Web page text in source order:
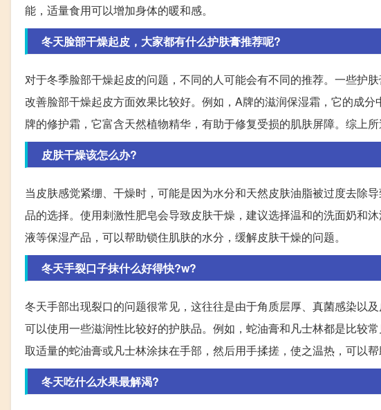
能，适量食用可以增加身体的暖和感。
冬天脸部干燥起皮，大家都有什么护肤膏推荐呢?
对于冬季脸部干燥起皮的问题，不同的人可能会有不同的推荐。一些护
改善脸部干燥起皮方面效果比较好。例如，A牌的滋润保湿霜，它的成
牌的修护霜，它富含天然植物精华，有助于修复受损的肌肤屏障。综上
皮肤干燥该怎么办?
当皮肤感觉紧绷、干燥时，可能是因为水分和天然皮肤油脂被过度去除
品的选择。使用刺激性肥皂会导致皮肤干燥，建议选择温和的洗面奶和
液等保湿产品，可以帮助锁住肌肤的水分，缓解皮肤干燥的问题。
冬天手裂口子抹什么好得快?w?
冬天手部出现裂口的问题很常见，这往往是由于角质层厚、真菌感染以
可以使用一些滋润性比较好的护肤品。例如，蛇油膏和凡士林都是比较
取适量的蛇油膏或凡士林涂抹在手部，然后用手揉搓，使之温热，可以
冬天吃什么水果最解渴?